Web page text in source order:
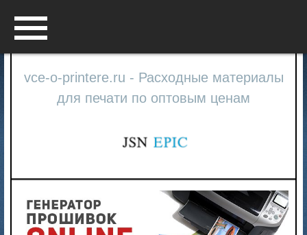
vce-o-printere.ru - Расходные материалы
для печати по оптовым ценам